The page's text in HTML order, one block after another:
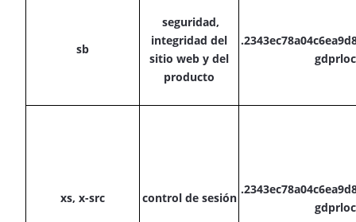
sb
seguridad,
integridad del
sitio web y del
producto
xs, x-src control de sesión